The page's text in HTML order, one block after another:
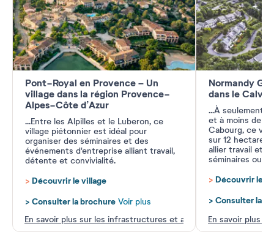
Pont-Royal en Provence – Un
village dans la région Provence-
Alpes-Côte d’Azur
...Entre les Alpilles et le Luberon, ce
village piétonnier est idéal pour
organiser des séminaires et des
événements d'entreprise alliant travail,
détente et convivialité.
> Découvrir le village
> Consulter la brochure Voir plus
En savoir plus sur les infrastructures et activités
Normandy
dans le
...À seulement 8
et à moins de
Cabourg, ce
sur 12 hectares
allier travail et
séminaires ou
> Découvrir le
> Consulter la
En savoir plus